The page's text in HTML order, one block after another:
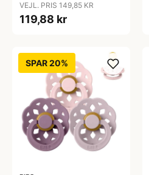
VEJL. PRIS 149,85 KR
119,88 kr
SPAR 20%